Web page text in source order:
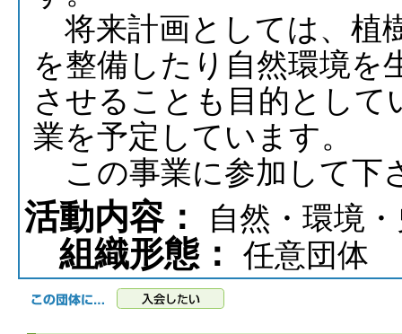
将来計画としては、植
を整備したり自然環境を
させることも目的として
業を予定しています。
この事業に参加して下
活動内容： 自然・環境
組織形態： 任意団体